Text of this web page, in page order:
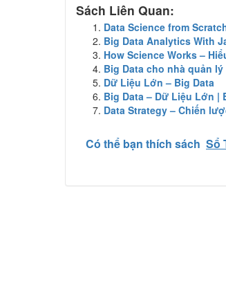
Sách Liên Quan:
Data Science from
Big Data Analytics With
How Science Works –
Big Data cho nhà quản lý
Dữ Liệu Lớn – Big Data
Big Data – Dữ Liệu Lớn |
Data Strategy – Chiến
Có thể bạn thích sách Sổ